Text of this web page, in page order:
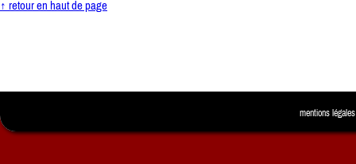
↑ retour en haut de page
mentions légales